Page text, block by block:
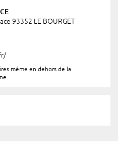
93352 LE BOURGET
même en dehors de la